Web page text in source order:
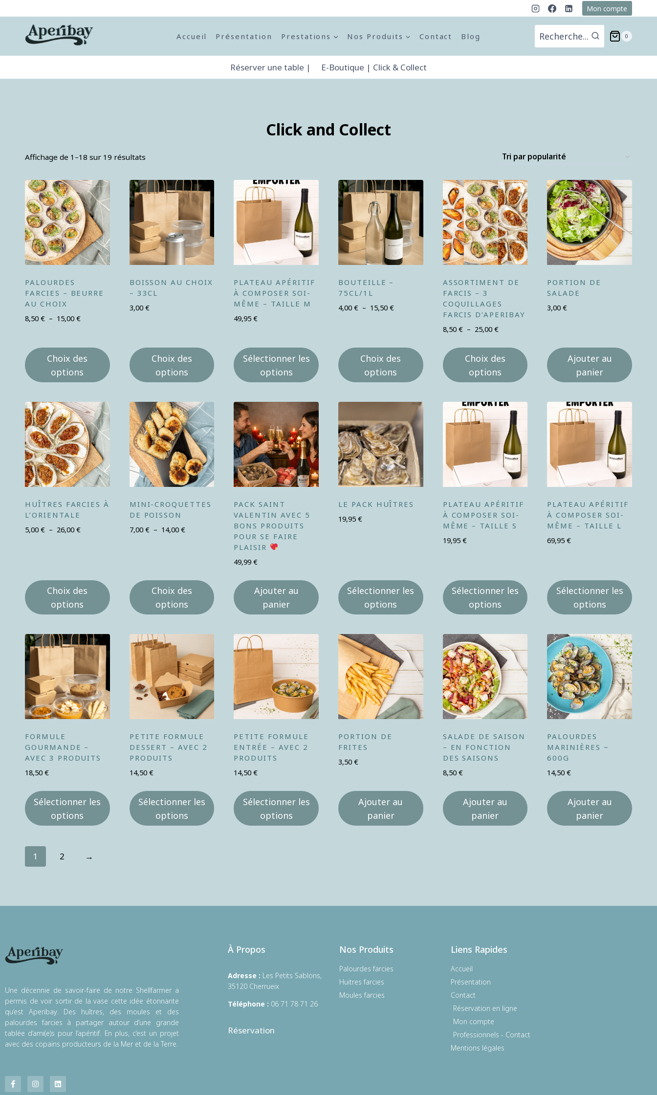
Mon compte
Accueil Présentation Prestations Nos Produits Contact Blog Recherche... 0
Réserver une table | E-Boutique | Click & Collect
Click and Collect
Affichage de 1–18 sur 19 résultats
PALOURDES
FARCIES – BEURRE
AU CHOIX
8,50 € – 15,00 €
Choix des
options
BOISSON AU CHOIX
– 33CL
3,00 €
Choix des
options
PLATEAU APÉRITIF
À COMPOSER SOI-
MÊME – TAILLE M
49,95€
Sélectionner les
options
BOUTEILLE –
75CL/1L
4,00 € – 15,50 €
Choix des
options
ASSORTIMENT DE
FARCIS – 3
COQUILLAGES
FARCIS D’APERIBAY
8,50 € – 25,00 €
Choix des
options
PORTION DE
SALADE
3,00€
Ajouter au
panier
HUÎTRES FARCIES À
L’ORIENTALE
5,00 € – 26,00 €
Choix des
options
MINI-CROQUETTES
DE POISSON
7,00 € – 14,00 €
Choix des
options
PACK SAINT
VALENTIN AVEC 5
BONS PRODUITS
POUR SE FAIRE
PLAISIR
49,99€
Ajouter au
panier
LE PACK HUÎTRES
19,95 €
Sélectionner les
options
PLATEAU APÉRITIF
À COMPOSER SOI-
MÊME – TAILLE S
19,95 €
Sélectionner les
options
PLATEAU APÉRITIF
À COMPOSER SOI-
MÊME – TAILLE L
69,95€
Sélectionner les
options
FORMULE
GOURMANDE –
AVEC 3 PRODUITS
18,50 €
Sélectionner les
options
PETITE FORMULE
DESSERT – AVEC 2
PRODUITS
14,50 €
Sélectionner les
options
PETITE FORMULE
ENTRÉE – AVEC 2
PRODUITS
14,50€
Sélectionner les
options
PORTION DE
FRITES
3,50 €
Ajouter au
panier
SALADE DE SAISON
– EN FONCTION
DES SAISONS
8,50 €
Ajouter au
panier
PALOURDES
MARINIÈRES ~
600G
14,50€
Ajouter au
panier
1 2 →
Une décennie de savoir-faire de notre Shellfarmer a
permis de voir sortir de la vase cette idée étonnante
qu’est Aperibay. Des huîtres, des moules et des
palourdes farcies à partager autour d’une grande
tablée d’ami(e)s pour l’apéritif. En plus, c’est un projet
avec des copains producteurs de la Mer et de la Terre.
À Propos
Adresse : Les Petits Sablons,
35120 Cherrueix
Téléphone : 06 71 78 71 26
Réservation
Nos Produits
Palourdes farcies
Huitres farcies
Moules farcies
Liens Rapides
Accueil
Présentation
Contact
Réservation en ligne
Mon compte
Professionnels - Contact
Mentions légales